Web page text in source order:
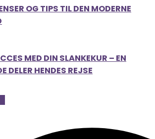
OG TIPS TIL DEN MODERNE
MED DIN SLANKEKUR – EN
DELER HENDES REJSE